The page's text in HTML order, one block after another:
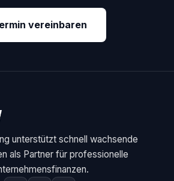
vereinbaren
unterstützt schnell wachsende
als Partner für professionelle